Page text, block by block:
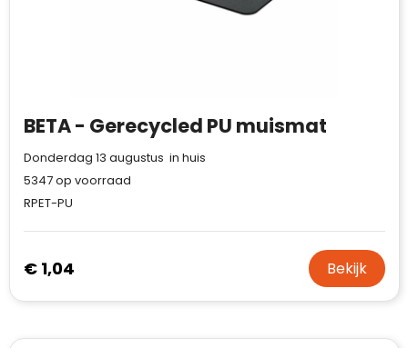
BETA - Gerecycled PU muismat
Donderdag 13 augustus in huis
5347op voorraad
RPET-PU
€ 1,04 Bekijk